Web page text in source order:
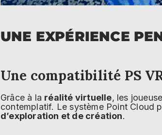
UNE EXPÉRIENCE
Une compatibilité PS
Grâce à la réalité virtuelle, les
contemplatif. Le système Point Cloud
d’exploration et de création.